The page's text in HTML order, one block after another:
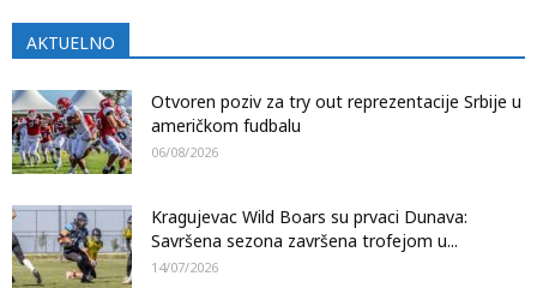
AKTUELNO
Otvoren poziv za try out reprezentacije Srbije u
američkom fudbalu
06/08/2026
Kragujevac Wild Boars su prvaci Dunava:
Savršena sezona završena trofejom u...
14/07/2026